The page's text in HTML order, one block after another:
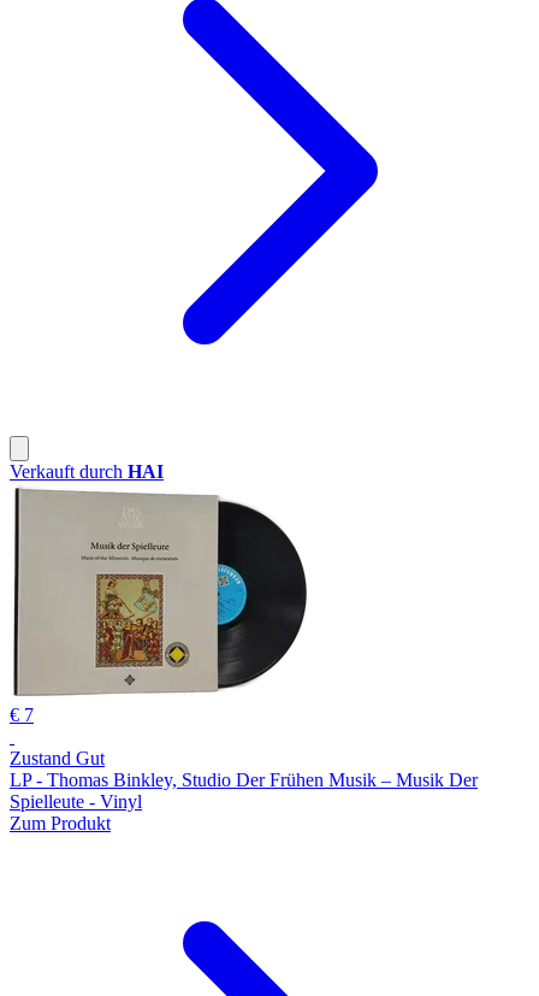
Verkauft durch HAI
€ 7
Zustand Gut
LP - Thomas Binkley, Studio Der Frühen Musik – Musik Der
Spielleute - Vinyl
Zum Produkt